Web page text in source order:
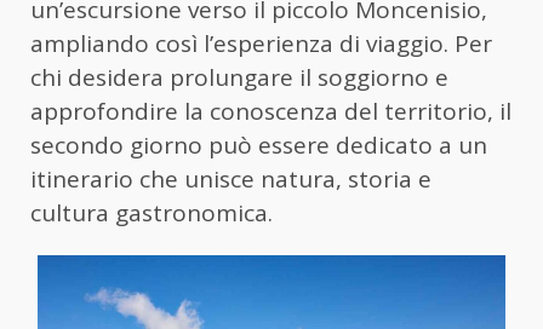
un’escursione verso il piccolo Moncenisio,
ampliando così l’esperienza di viaggio. Per
chi desidera prolungare il soggiorno e
approfondire la conoscenza del territorio, il
secondo giorno può essere dedicato a un
itinerario che unisce natura, storia e
cultura gastronomica.